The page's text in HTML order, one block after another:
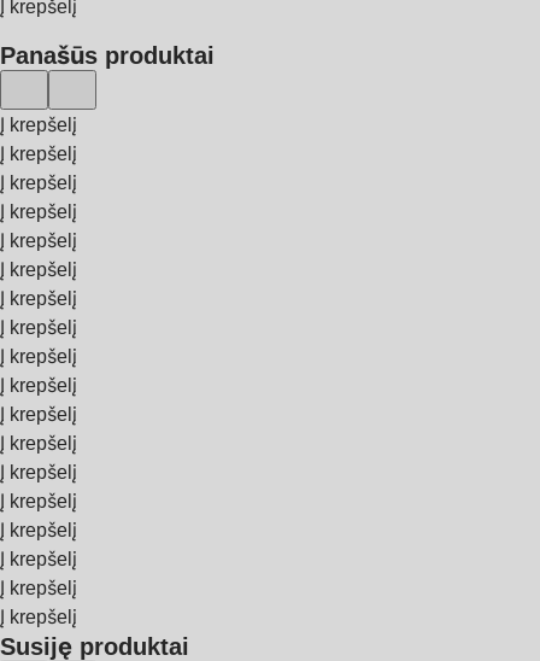
Į krepšelį
Panašūs produktai
Į krepšelį
Į krepšelį
Į krepšelį
Į krepšelį
Į krepšelį
Į krepšelį
Į krepšelį
Į krepšelį
Į krepšelį
Į krepšelį
Į krepšelį
Į krepšelį
Į krepšelį
Į krepšelį
Į krepšelį
Į krepšelį
Į krepšelį
Į krepšelį
Susiję produktai